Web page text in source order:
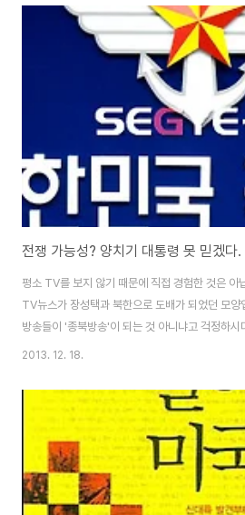
겨진 티셔츠를 입고 다니고, 여러 권의 일대기와
있지만, 상대적으로 '카스트로'는 서방언론에 의해
재자처럼 비춰지기도 한다. 그렇지만, 최근에는 국
어진 경제적 내핍과 식량위기, 석유위기를 훌륭하
전쟁 가능성? 양치기 대통령 못 믿겠다.
평소 TV를 보지 않기 때문에 직접 경험한 것은 아
TV뉴스가 장성택과 북한으로 도배가 되었던 모양
방송들이 '종북방송'이 되는 것 아니냐고 걱정하시
과 국방장관이 앞장서서 전쟁설을 퍼뜨리고 있는
사이에 전쟁이 일어날 가능성이 있다며 경계태세
합니다. 대통령과 국방장관이 앞장서서 전쟁 가능
나라 국민들은 전쟁 가능성을 별로 믿지 않는 분위
을 사러 슈퍼마켓으로 몰려가는 일어나지 않고 있
임은 '언론보도'를 빼고는 어디에서도 찾아보기..
2013. 12. 18.